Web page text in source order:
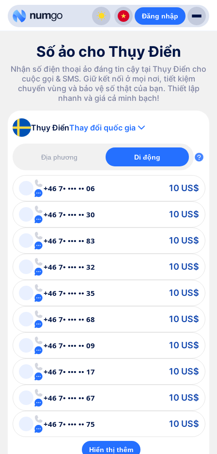
Đăng nhập
Số ảo cho Thụy Điển
Nhận số điện thoại ảo đáng tin cậy tại Thụy Điển cho
cuộc gọi & SMS. Giữ kết nối ở mọi nơi, tiết kiệm
chuyển vùng và bảo vệ số thật của bạn. Thiết lập
nhanh và giá cả minh bạch!
Thụy ĐiểnThay đổi quốc gia
Địa phương Di động
+46 7• ••• •• 06 10 US$
+46 7• ••• •• 30 10 US$
+46 7• ••• •• 83 10 US$
+46 7• ••• •• 32 10 US$
+46 7• ••• •• 35 10 US$
+46 7• ••• •• 68 10 US$
+46 7• ••• •• 09 10 US$
+46 7• ••• •• 17 10 US$
+46 7• ••• •• 67 10 US$
+46 7• ••• •• 75 10 US$
Hiển thị thêm